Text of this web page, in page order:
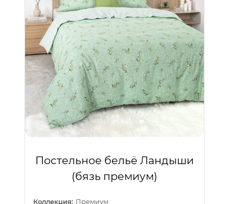
Постельное бельё Ландыши
(бязь премиум)
Коллекция: Премиум